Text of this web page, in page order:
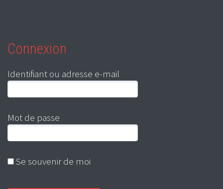
Connexion
Identifiant ou adresse e-mail
Mot de passe
Se souvenir de moi